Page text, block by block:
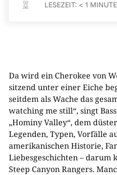
 LESEZEIT: < 1
Da wird ein Cherokee von
sitzend unter einer Eiche
seitdem als Wache das
watching me still“, singt
„Hominy Valley“, dem
Legenden, Typen, Vorfälle
amerikanischen Historie,
Liebesgeschichten – darum
Steep Canyon Rangers.